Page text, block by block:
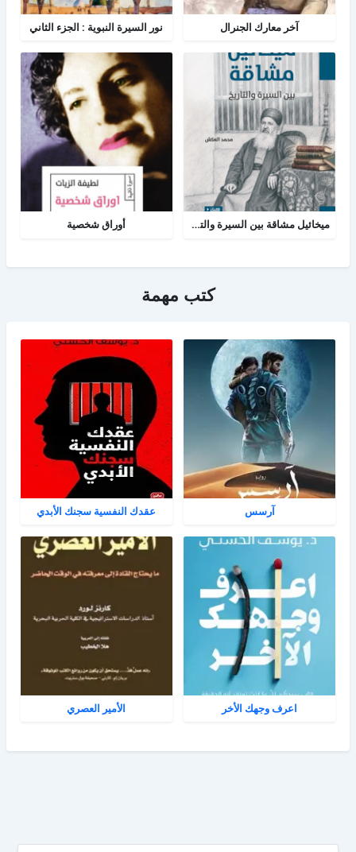
آخر معارك الجنرال نور السيرة النبوية : الجزء الثاني
ميخائيل مشاقة بين السيرة والتاريخ أوراق شخصية
كتب مهمة
آرسس عقدك النفسية سجنك الأبدي
اعرف وجهك الأخر الأمير العصري